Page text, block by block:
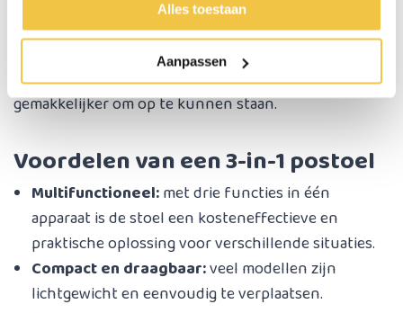
Alles toestaan
Aanpassen
Toilet sta-op hulp
Door de stoel boven een normale toilet te plaatsen
en de armsteunen te gebruiken is het ook
gemakkelijker om op te kunnen staan.
Voordelen van een 3-in-1 postoel
Multifunctioneel:met drie functies in één
apparaat is de stoel een kosteneffectieve en
praktische oplossing voor verschillende situaties.
Compact en draagbaar:veel modellen zijn
lichtgewicht en eenvoudig te verplaatsen.